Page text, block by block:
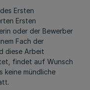
Ersten
Ersten
oder der Bewerber
Fach der
diese Arbeit
findet auf Wunsch
keine mündliche